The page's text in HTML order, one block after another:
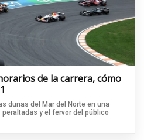
de la carrera, cómo
dunas del Mar del Norte en una
y el fervor del público